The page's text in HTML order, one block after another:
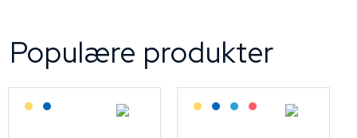
Populære produkter
Lagerført: Grossist
Lagerført: NEK Kabel Lagerført: Grossist
Lagerført: NEK Kabel
Bestilling: 2-3 uker
På forespørsel